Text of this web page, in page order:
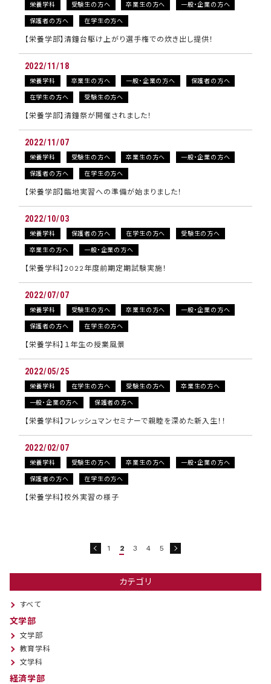
栄養学科 受験生の方へ 卒業生の方へ 一般・企業の方へ
保護者の方へ 在学生の方へ
【栄養学部】清鐘台駆け上がり選手権での炊き出し提供！
2022/11/18
栄養学科 卒業生の方へ 一般・企業の方へ 保護者の方へ
在学生の方へ 受験生の方へ
【栄養学部】清鐘祭が開催されました！
2022/11/07
栄養学科 受験生の方へ 卒業生の方へ 一般・企業の方へ
保護者の方へ 在学生の方へ
【栄養学部】臨地実習への準備が始まりました！
2022/10/03
栄養学科 保護者の方へ 在学生の方へ 受験生の方へ
卒業生の方へ 一般・企業の方へ
【栄養学科】2022年度前期定期試験実施！
2022/07/07
栄養学科 受験生の方へ 卒業生の方へ 一般・企業の方へ
保護者の方へ 在学生の方へ
【栄養学科】１年生の授業風景
2022/05/25
栄養学科 在学生の方へ 受験生の方へ 卒業生の方へ
一般・企業の方へ 保護者の方へ
【栄養学科】フレッシュマンセミナーで親睦を深めた新入生！！
2022/02/07
栄養学科 受験生の方へ 卒業生の方へ 一般・企業の方へ
保護者の方へ 在学生の方へ
【栄養学科】校外実習の様子
1 2 3 4 5
カテゴリ
すべて
文学部
文学部
教育学科
文学科
経済学部